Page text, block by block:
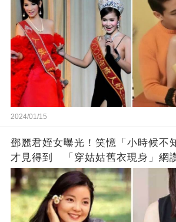
2024/01/15
鄧麗君姪女曝光！笑憶「小時候不
才見得到 「穿姑姑舊衣現身」網
錯!